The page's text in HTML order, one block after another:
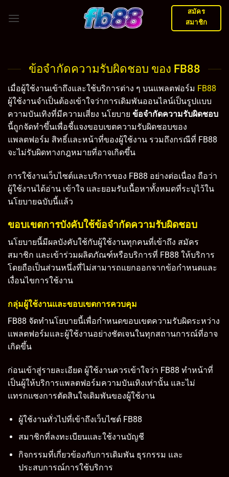
สมัคร
สมาชิก
ข้อจำกัดความรับผิดชอบ ของ FB88
เมื่อผู้ใช้งานเข้าถึงและใช้บริการต่าง ๆ บนแพลตฟอร์ม FB88
ผู้ใช้งานจำเป็นต้องเข้าใจว่าการเดิมพันออนไลน์เป็นรูปแบบ
ความบันเทิงที่มีความเสี่ยง นโยบาย ข้อจำกัดความรับผิดชอบ
นี้ถูกจัดทำขึ้นเพื่อชี้แจงขอบเขตความรับผิดชอบของ
แพลตฟอร์ม สิทธิ์และหน้าที่ของผู้ใช้งาน รวมถึงกรณีที่ FB88
จะไม่รับผิดทางกฎหมายที่อาจเกิดขึ้น
การใช้งานเว็บไซต์และบริการของ FB88 อย่างต่อเนื่อง ถือว่า
ผู้ใช้งานได้อ่าน เข้าใจ และยอมรับเนื้อหาทั้งหมดที่ระบุไว้ใน
นโยบายฉบับนี้แล้ว
ขอบเขตการบังคับใช้ข้อจำกัดความรับผิดชอบ
นโยบายนี้มีผลบังคับใช้กับผู้ใช้งานทุกคนที่เข้าถึง สมัคร
สมาชิก และเข้าร่วมผลิตภัณฑ์หรือบริการที่ FB88 ให้บริการ
โดยถือเป็นส่วนหนึ่งที่ไม่สามารถแยกออกจากข้อกำหนดและ
เงื่อนไขการใช้งาน
กลุ่มผู้ใช้งานและขอบเขตการควบคุม
FB88 จัดทำนโยบายนี้เพื่อกำหนดขอบเขตความรับผิดระหว่าง
แพลตฟอร์มและผู้ใช้งานอย่างชัดเจนในทุกสถานการณ์ที่อาจ
เกิดขึ้น
ก่อนเข้าสู่รายละเอียด ผู้ใช้งานควรเข้าใจว่า FB88 ทำหน้าที่
เป็นผู้ให้บริการแพลตฟอร์มความบันเทิงเท่านั้น และไม่
แทรกแซงการตัดสินใจเดิมพันของผู้ใช้งาน
ผู้ใช้งานทั่วไปที่เข้าถึงเว็บไซต์ FB88
สมาชิกที่ลงทะเบียนและใช้งานบัญชี
กิจกรรมที่เกี่ยวข้องกับการเดิมพัน ธุรกรรม และ
ประสบการณ์การใช้บริการ